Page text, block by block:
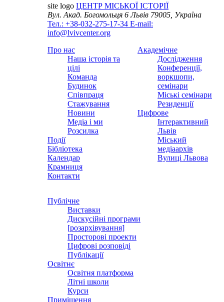
site logo ЦЕНТР МІСЬКОЇ ІСТОРІЇ
Вул. Акад. Богомольця 6Львів 79005, Україна
Тел.: +38-032-275-17-34 E-mail:
info@lvivcenter.org
Про нас
Наша історія та
цілі
Команда
Будинок
Співпраця
Стажування
Новини
Медіа і ми
Розсилка
Події
Бібліотека
Календар
Крамниця
Контакти
Академічне
Дослідження
Конференції,
воркшопи,
семінари
Міські семінари
Резиденції
Цифрове
Інтерактивний
Львів
Міський
медіаархів
Вулиці Львова
Публічне
Виставки
Дискусійні програми
[розархівування]
Просторові проекти
Цифрові розповіді
Публікації
Освітнє
Освітня платформа
Літні школи
Курси
Приміщення